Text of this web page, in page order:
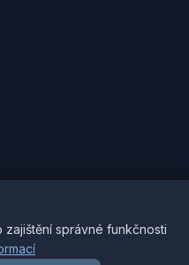
údajůCookies
vyhrazena. | Vytvořil
správné funkčnosti